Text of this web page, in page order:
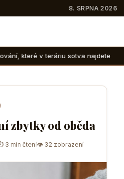
8. SRPNA 2026
najdete
zbytky od oběda
3 min čtení👁 32 zobrazení